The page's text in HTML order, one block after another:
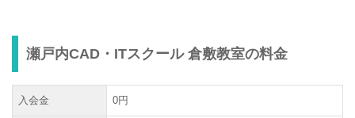
瀬戸内CAD・ITスクール 倉敷教室の料金
入会金 0円